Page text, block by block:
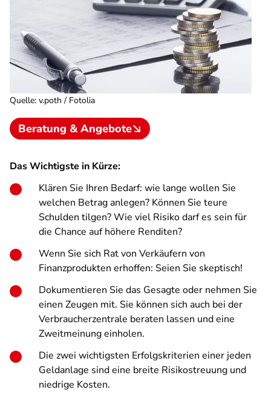
Quelle: v.poth / Fotolia
Beratung & Angebote
Das Wichtigste in Kürze:
Klären Sie Ihren Bedarf: wie lange wollen Sie
welchen Betrag anlegen? Können Sie teure
Schulden tilgen? Wie viel Risiko darf es sein für
die Chance auf höhere Renditen?
Wenn Sie sich Rat von Verkäufern von
Finanzprodukten erhoffen: Seien Sie skeptisch!
Dokumentieren Sie das Gesagte oder nehmen Sie
einen Zeugen mit. Sie können sich auch bei der
Verbraucherzentrale beraten lassen und eine
Zweitmeinung einholen.
Die zwei wichtigsten Erfolgskriterien einer jeden
Geldanlage sind eine breite Risikostreuung und
niedrige Kosten.